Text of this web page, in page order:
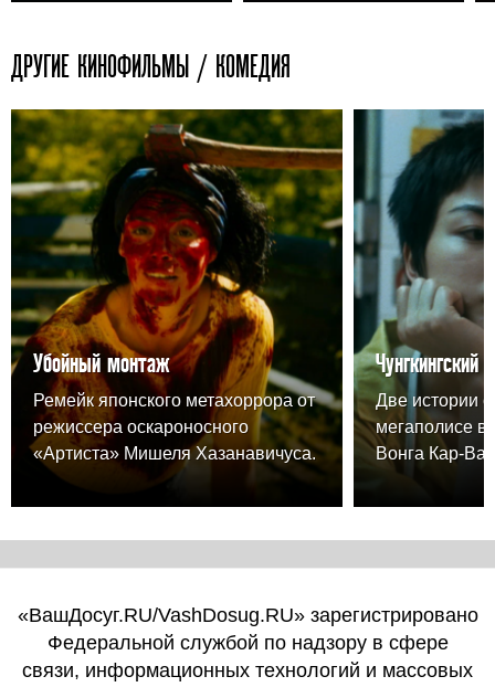
ДРУГИЕ КИНОФИЛЬМЫ / КОМЕДИЯ
Убойный монтаж
Ремейк японского метахоррора от
режиссера оскароносного
«Артиста» Мишеля Хазанавичуса.
Чунгкингский
Две истории
мегаполисе в
Вонга Кар-
«ВашДосуг.RU/VashDosug.RU» зарегистрировано
Федеральной службой по надзору в сфере
связи, информационных технологий и массовых